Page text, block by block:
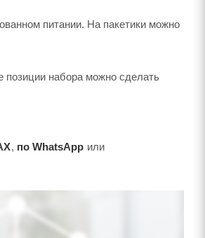
питании. На пакетики можно
позиции набора можно сделать
, по WhatsApp или